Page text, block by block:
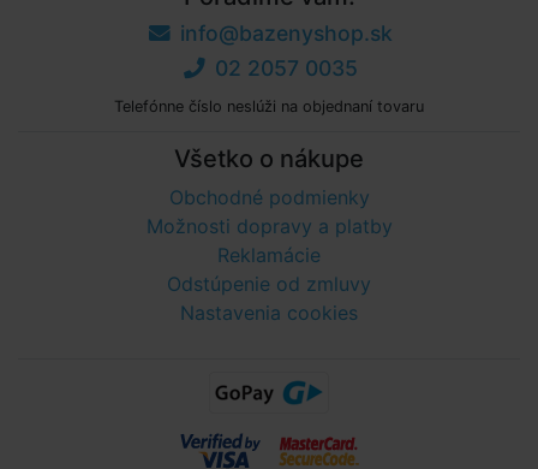
info@bazenyshop.sk
02 2057 0035
Telefónne číslo neslúži na objednaní tovaru
Všetko o nákupe
Obchodné podmienky
Možnosti dopravy a platby
Reklamácie
Odstúpenie od zmluvy
Nastavenia cookies